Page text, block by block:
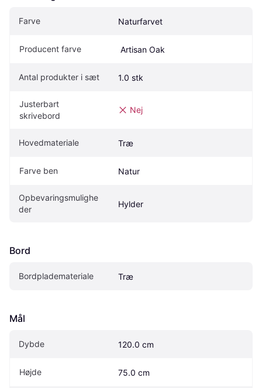
Farve Naturfarvet
Producent farve Artisan Oak
Antal produkter i sæt 1.0 stk
Justerbart
skrivebord
Nej
Hovedmateriale Træ
Farve ben Natur
Opbevaringsmulighe
der
Hylder
Bord
Bordplademateriale Træ
Mål
Dybde 120.0 cm
Højde 75.0 cm